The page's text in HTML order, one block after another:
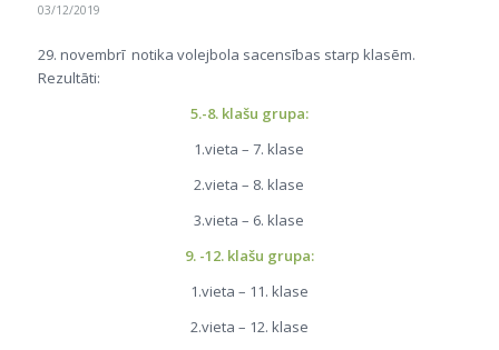
03/12/2019
29. novembrī notika volejbola sacensības starp klasēm.
Rezultāti:
5.-8. klašu grupa:
1.vieta – 7. klase
2.vieta – 8. klase
3.vieta – 6. klase
9. -12. klašu grupa:
1.vieta – 11. klase
2.vieta – 12. klase